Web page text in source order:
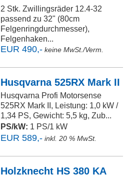
2 Stk. Zwillingsräder 12.4-32
passend zu 32" (80cm
Felgenringdurchmesser),
Felgenhaken...
EUR 490,- keine MwSt./Verm.
Husqvarna 525RX Mark II
Husqvarna Profi Motorsense
525RX Mark II, Leistung: 1,0 kW /
1,34 PS, Gewicht: 5,5 kg, Zub...
PS/kW: 1 PS/1 kW
EUR 589,- inkl. 20 % MwSt.
Holzknecht HS 380 KA